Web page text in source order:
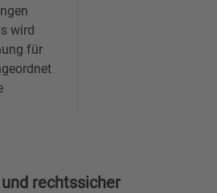
wird
für
rechtssicher